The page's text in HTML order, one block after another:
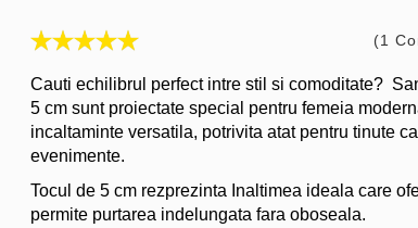
(1
Cauti echilibrul perfect intre stil si comoditate?
5 cm sunt proiectate special pentru femeia
incaltaminte versatila, potrivita atat pentru tinute
evenimente.
Tocul de 5 cm rezprezinta Inaltimea ideala care
permite purtarea indelungata fara oboseala.